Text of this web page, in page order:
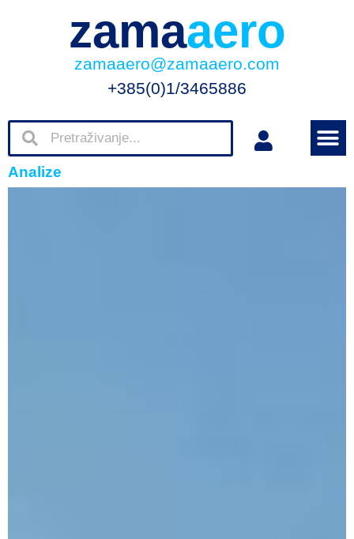
zamaaero
zamaaero@zamaaero.com
+385(0)1/3465886
Analize